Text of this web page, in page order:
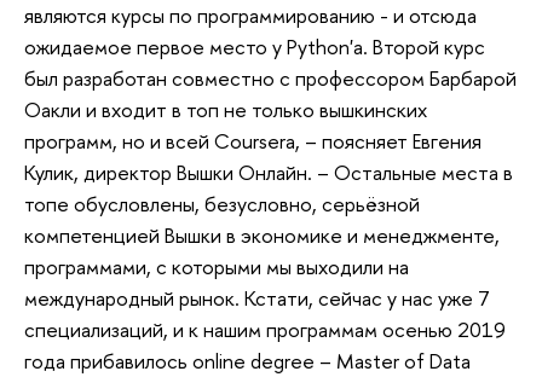
являются курсы по программированию - и отсюда
ожидаемое первое место у Python'a. Второй курс
был разработан совместно с профессором Барбарой
Оакли и входит в топ не только вышкинских
программ, но и всей Coursera, – поясняет Евгения
Кулик, директор Вышки Онлайн. – Остальные места в
топе обусловлены, безусловно, серьёзной
компетенцией Вышки в экономике и менеджменте,
программами, с которыми мы выходили на
международный рынок. Кстати, сейчас у нас уже 7
специализаций, и к нашим программам осенью 2019
года прибавилось online degree – Master of Data